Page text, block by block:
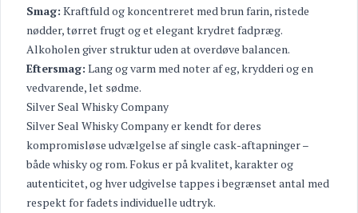
Smag: Kraftfuld og koncentreret med brun farin, ristede
nødder, tørret frugt og et elegant krydret fadpræg.
Alkoholen giver struktur uden at overdøve balancen.
Eftersmag: Lang og varm med noter af eg, krydderi og en
vedvarende, let sødme.
Silver Seal Whisky Company
Silver Seal Whisky Company er kendt for deres
kompromisløse udvælgelse af single cask-aftapninger –
både whisky og rom. Fokus er på kvalitet, karakter og
autenticitet, og hver udgivelse tappes i begrænset antal med
respekt for fadets individuelle udtryk.